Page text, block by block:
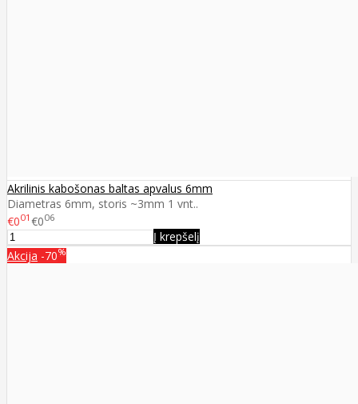
Akrilinis kabošonas baltas apvalus 6mm
Diametras 6mm, storis ~3mm 1 vnt..
€001 €006
Į krepšelį
Akcija -70%